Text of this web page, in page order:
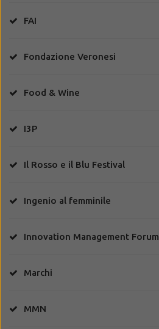
FAI
Fondazione Veronesi
Food & Wine
I3P
Il Rosso e il Blu Festival
Ingenio al femminile
Innovation Management Forum
Marchi
MMN